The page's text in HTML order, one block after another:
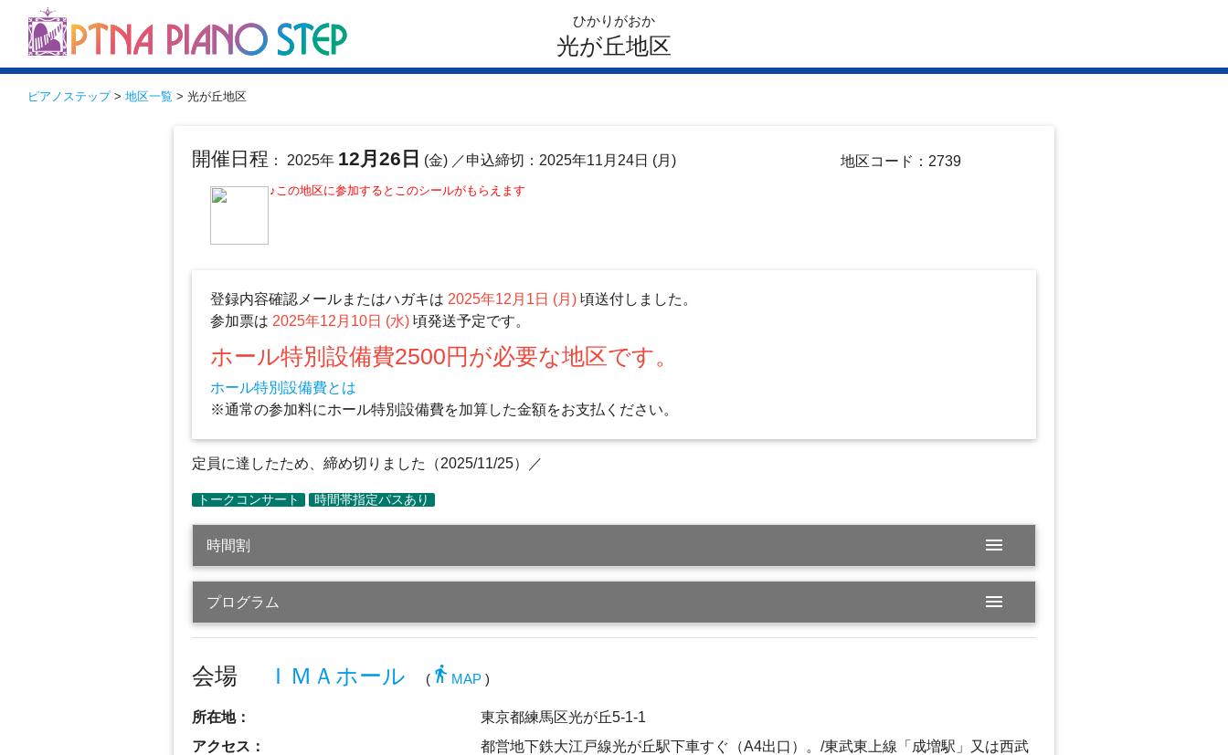
ひかりがおか
光が丘地区
ピアノステップ> 地区一覧 > 光が丘地区
開催日程 ： 2025年 12月26日 (金) ／申込締切：2025年11月24日 (月) 地区コード：2739
♪この地区に参加するとこのシールがもらえます
登録内容確認メールまたはハガキは 2025年12月1日 (月)頃送付しました。
参加票は 2025年12月10日 (水)頃発送予定です。
ホール特別設備費2500円が必要な地区です。
ホール特別設備費とは
※通常の参加料にホール特別設備費を加算した金額をお支払ください。
定員に達したため、締め切りました（2025/11/25）／
時間割 menu
プログラム menu
会場 ＩＭＡホール ( directions_walk MAP )
所在地：
東京都練馬区光が丘5-1-1
アクセス：
都営地下鉄大江戸線光が丘駅下車すぐ（A4出口）。/東武東上線「成増駅」又は西武